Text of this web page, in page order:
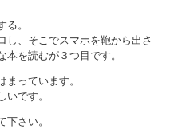
。
し、そこでスマホを鞄から出さ
を読むが３つ目です。
っています。
です。
さい。